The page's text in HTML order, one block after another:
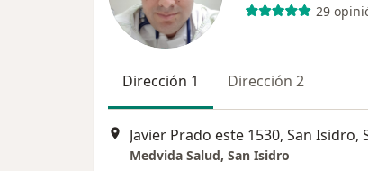
29
Dirección 1 Dirección 2
Medvida Salud, San Isidro